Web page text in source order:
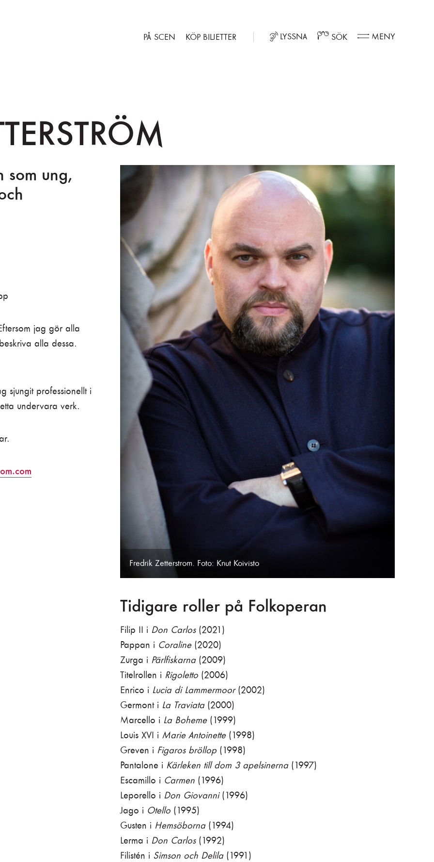
PÅ SCEN KÖP BILJETTER LYSSNA SÖK MENY
som ung,
jag gör alla
alla dessa.
sjungit professionellt i
undervara verk.
Fredrik Zetterstrom. Foto: Knut Koivisto
Tidigare roller på Folkoperan
Filip II i Don Carlos(2021)
Pappan i Coraline (2020)
Zurga i Pärlfiskarna (2009)
Titelrollen i Rigoletto (2006)
Enrico i Lucia di Lammermoor(2002)
Germont i La Traviata(2000)
Marcello i La Boheme(1999)
Louis XVI i Marie Antoinette(1998)
Greven i Figaros bröllop(1998)
Pantalone i Kärleken till dom 3 apelsinerna(1997)
Escamillo i Carmen (1996)
Leporello i Don Giovanni (1996)
Jago i Otello (1995)
Gusten i Hemsöborna (1994)
Lerma i Don Carlos(1992)
Filistén i Simson och Delila(1991)